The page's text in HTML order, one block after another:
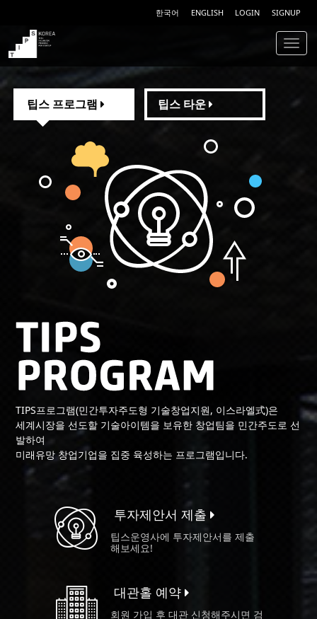
한국어 ENGLISH LOGIN SIGNUP
TIPS
팁스 프로그램 팁스 타운
TIPS프로그램(민간투자주도형 기술창업지원, 이스라엘式)은
세계시장을 선도할 기술아이템을 보유한 창업팀을 민간주도로 선
발하여
미래유망 창업기업을 집중 육성하는 프로그램입니다.
투자제안서 제출
팁스운영사에 투자제안서를 제출
해보세요!
대관홀 예약
회원 가입 후 대관 신청해주시면 검